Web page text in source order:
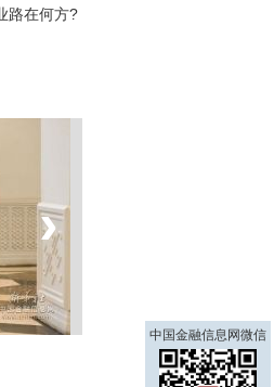
路在何方?
›
中国金融信息网微信